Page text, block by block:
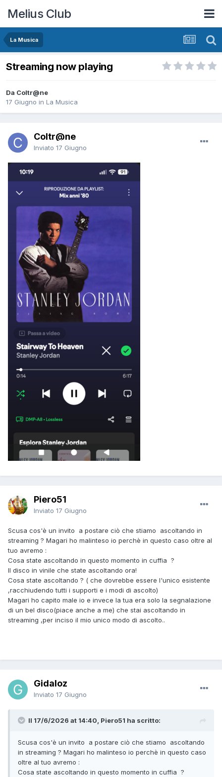
Melius Club
La Musica
Streaming now playing
Da Coltr@ne
17 Giugno in La Musica
Coltr@ne
Inviato 17 Giugno
Piero51
Inviato 17 Giugno
Scusa cos'è un invito a postare ciò che stiamo ascoltando in
streaming ? Magari ho malinteso io perchè in questo caso oltre al
tuo avremo :
Cosa state ascoltando in questo momento in cuffia ?
Il disco in vinile che state ascoltando ora!
Cosa state ascoltando ? ( che dovrebbe essere l'unico esistente
,racchiudendo tutti i supporti e i modi di ascolto)
Magari ho capito male io e invece la tua era solo la segnalazione
di un bel disco(piace anche a me) che stai ascoltando in
streaming ,per inciso il mio unico modo di ascolto..
Gidaloz
Inviato 17 Giugno
Il 17/6/2026 at 14:40, Piero51 ha scritto:
Scusa cos'è un invito a postare ciò che stiamo ascoltando
in streaming ? Magari ho malinteso io perchè in questo caso
oltre al tuo avremo :
Cosa state ascoltando in questo momento in cuffia ?